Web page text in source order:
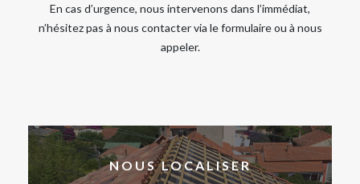
En cas d’urgence, nous intervenons dans l’immédiat,
n’hésitez pas à nous contacter via le formulaire ou à nous
appeler.
NOUS LOCALISER